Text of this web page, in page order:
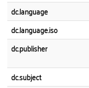
dc.language
dc.language.iso
dc.publisher
dc.subject